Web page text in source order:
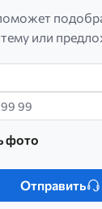
или
фото
Отправить